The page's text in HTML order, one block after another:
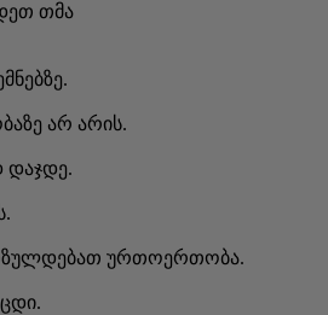
თმა
არ არის.
დაჯდე.
ურთოერთობა.